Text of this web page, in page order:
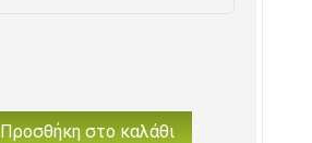
Προσθήκη στο καλάθι